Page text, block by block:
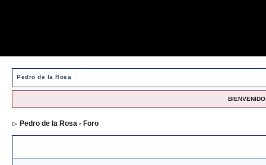
Pedro de la Rosa
Pedro de la Rosa - Foro